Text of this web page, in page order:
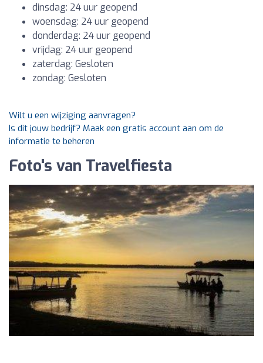
dinsdag: 24 uur geopend
woensdag: 24 uur geopend
donderdag: 24 uur geopend
vrijdag: 24 uur geopend
zaterdag: Gesloten
zondag: Gesloten
Wilt u een wijziging aanvragen?
Is dit jouw bedrijf? Maak een gratis account aan om de
informatie te beheren
Foto's van Travelfiesta